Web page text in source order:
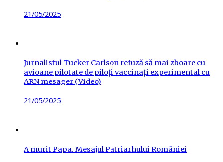
Posted
21/05/2025
Jurnalistul Tucker Carlson refuză să mai zboare cu
avioane pilotate de piloți vaccinați experimental cu
ARN mesager (Video)
Posted
21/05/2025
A murit Papa. Mesajul Patriarhului României